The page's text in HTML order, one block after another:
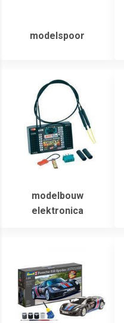
modelspoor
modelbouw
elektronica